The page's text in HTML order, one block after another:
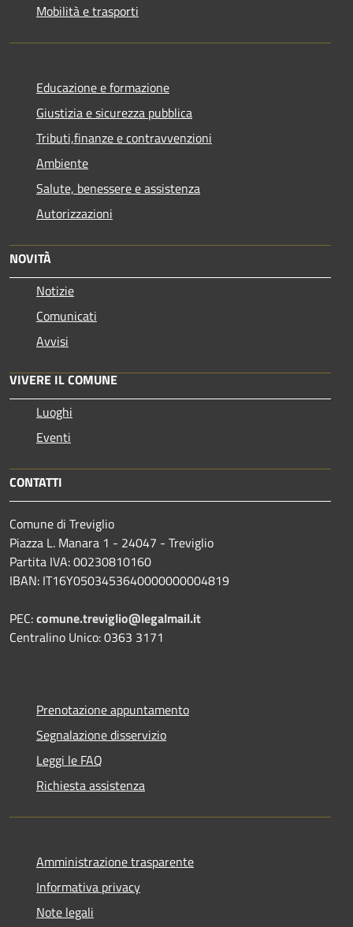
Mobilità e trasporti
Educazione e formazione
Giustizia e sicurezza pubblica
Tributi,finanze e contravvenzioni
Ambiente
Salute, benessere e assistenza
Autorizzazioni
NOVITÀ
Notizie
Comunicati
Avvisi
VIVERE IL COMUNE
Luoghi
Eventi
CONTATTI
Comune di Treviglio
Piazza L. Manara 1 - 24047 - Treviglio
Partita IVA: 00230810160
IBAN: IT16Y0503453640000000004819
PEC:comune.treviglio@legalmail.it
Centralino Unico: 0363 3171
Prenotazione appuntamento
Segnalazione disservizio
Leggi le FAQ
Richiesta assistenza
Amministrazione trasparente
Informativa privacy
Note legali